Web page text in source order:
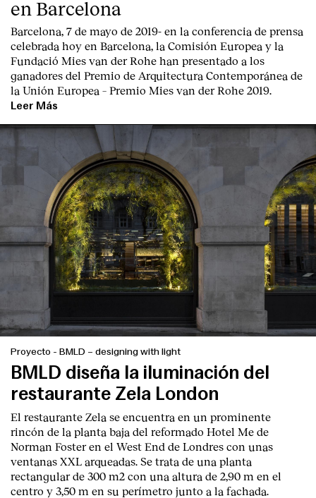
en Barcelona
Barcelona, 7 de mayo de 2019- en la conferencia de prensa
celebrada hoy en Barcelona, la Comisión Europea y la
Fundació Mies van der Rohe han presentado a los
ganadores del Premio de Arquitectura Contemporánea de
la Unión Europea – Premio Mies van der Rohe 2019.
Leer Más
Proyecto - BMLD – designing with light
BMLD diseña la iluminación del
restaurante Zela London
El restaurante Zela se encuentra en un prominente
rincón de la planta baja del reformado Hotel Me de
Norman Foster en el West End de Londres con unas
ventanas XXL arqueadas. Se trata de una planta
rectangular de 300 m2 con una altura de 2,90 m en el
centro y 3,50 m en su perímetro junto a la fachada.